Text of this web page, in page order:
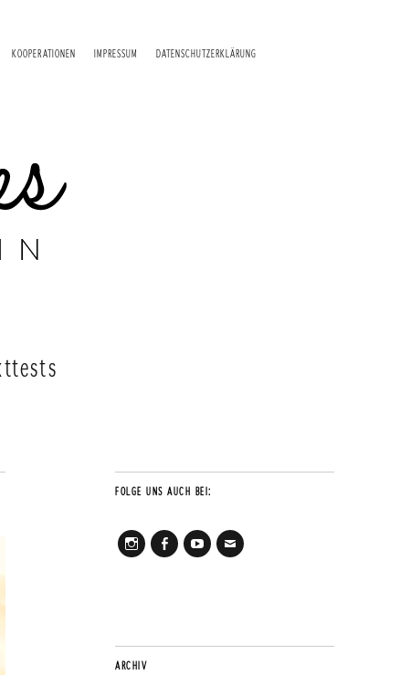
KOOPERATIONEN IMPRESSUM DATENSCHUTZERKLÄRUNG
FOLGE UNS AUCH BEI:
ARCHIV